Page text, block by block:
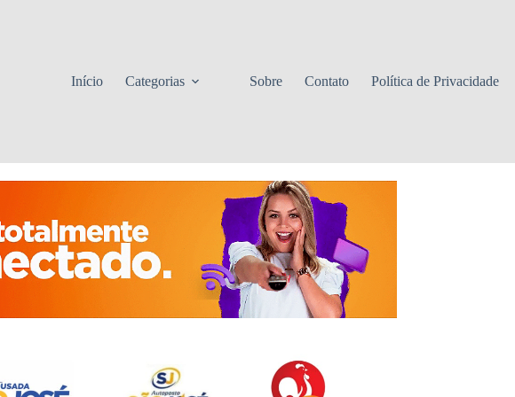
Início
Categorias Sobre Contato Política de Privacidade